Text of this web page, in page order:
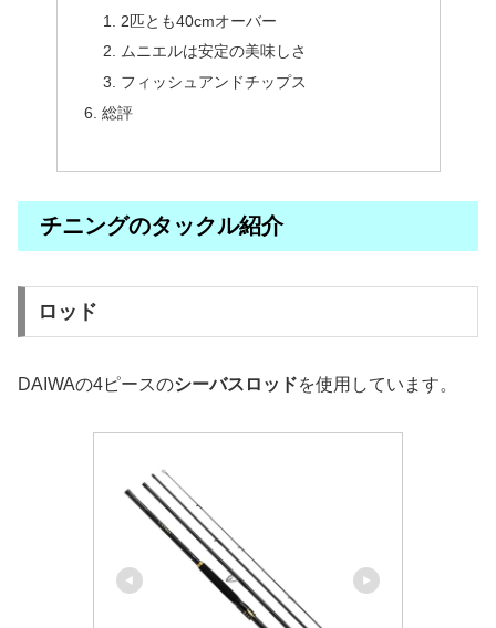
2匹とも40cmオーバー
ムニエルは安定の美味しさ
フィッシュアンドチップス
総評
チニングのタックル紹介
ロッド
DAIWAの4ピースのシーバスロッドを使用しています。